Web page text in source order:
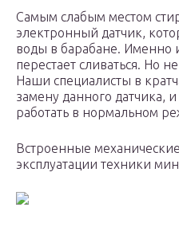
Самым слабым местом
электронный датчик,
воды в барабане. Именно
перестает сливаться. Но
Наши специалисты в
замену данного датчика,
работать в нормальном
Встроенные
эксплуатации техники